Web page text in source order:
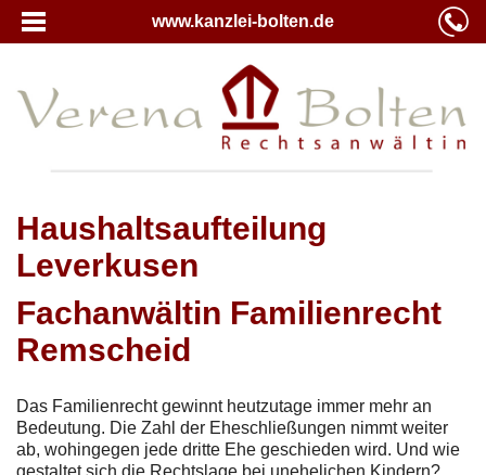
www.kanzlei-bolten.de
Haushaltsaufteilung
Leverkusen
Fachanwältin Familienrecht
Remscheid
Das Familienrecht gewinnt heutzutage immer mehr an
Bedeutung. Die Zahl der Eheschließungen nimmt weiter
ab, wohingegen jede dritte Ehe geschieden wird. Und wie
gestaltet sich die Rechtslage bei unehelichen Kindern?